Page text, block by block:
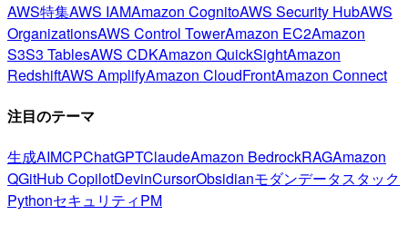
AWS特集AWS IAMAmazon CognitoAWS Security HubAWS
OrganizationsAWS Control TowerAmazon EC2Amazon
S3S3 TablesAWS CDKAmazon QuickSightAmazon
RedshiftAWS AmplifyAmazon CloudFrontAmazon Connect
注目のテーマ
生成AIMCPChatGPTClaudeAmazon BedrockRAGAmazon
QGitHub CopilotDevinCursorObsidianモダンデータスタック
PythonセキュリティPM